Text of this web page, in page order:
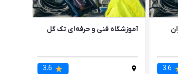
3.6
آموزشگاه فنی و حرفه‌ای تک گل
3.6